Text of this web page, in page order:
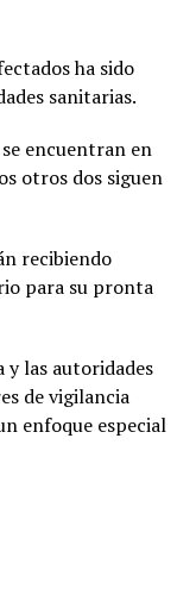
ha sido
sanitarias.
encuentran en
otros dos siguen
recibiendo
para su pronta
y las autoridades
de vigilancia
enfoque especial